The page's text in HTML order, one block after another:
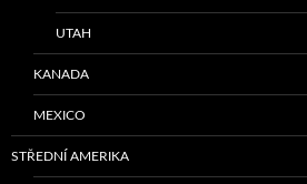
UTAH
KANADA
MEXICO
STŘEDNÍ AMERIKA